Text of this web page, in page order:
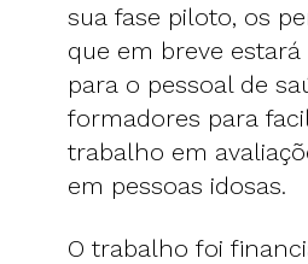
sua fase piloto, os
que em breve
para o pessoal de
formadores para
trabalho em
em pessoas idosas.
O trabalho foi